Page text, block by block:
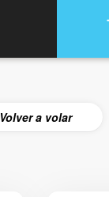
Volver a volar